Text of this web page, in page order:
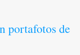
portafotos de